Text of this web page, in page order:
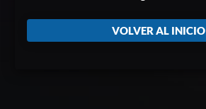
VOLVER AL INICIO